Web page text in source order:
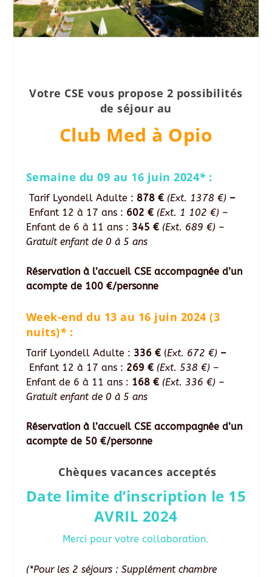
Votre CSE vous propose 2 possibilités
de séjour au
Club Med à Opio
Semaine du 09 au 16 juin 2024* :
Tarif Lyondell Adulte : 878 € (Ext. 1378 €) –
Enfant 12 à 17 ans : 602 € (Ext. 1 102 €) –
Enfant de 6 à 11 ans : 345 € (Ext. 689 €) –
Gratuit enfant de 0 à 5 ans
Réservation à l’accueil CSE accompagnée d’un
acompte de 100 €/personne
Week-end du 13 au 16 juin 2024 (3
nuits)* :
Tarif Lyondell Adulte : 336 € (Ext. 672 €) –
Enfant 12 à 17 ans : 269 € (Ext. 538 €) –
Enfant de 6 à 11 ans : 168 € (Ext. 336 €) –
Gratuit enfant de 0 à 5 ans
Réservation à l’accueil CSE accompagnée d’un
acompte de 50 €/personne
Chèques vacances acceptés
Date limite d’inscription le 15
AVRIL 2024
Merci pour votre collaboration.
(*Pour les 2 séjours : Supplément chambre